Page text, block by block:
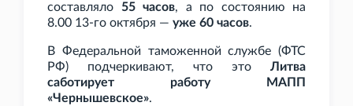
составляло 55 часов, а по состоянию на
8.00 13-го октября — уже 60 часов.
В Федеральной таможенной службе (ФТС
РФ) подчеркивают, что это Литва
саботирует работу МАПП
«Чернышевское».